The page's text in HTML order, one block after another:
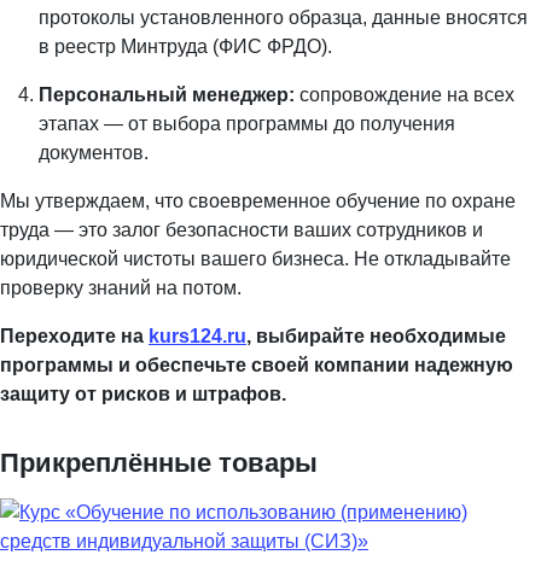
протоколы установленного образца, данные вносятся
в реестр Минтруда (ФИС ФРДО).
Персональный менеджер: сопровождение на всех
этапах — от выбора программы до получения
документов.
Мы утверждаем, что своевременное обучение по охране
труда — это залог безопасности ваших сотрудников и
юридической чистоты вашего бизнеса. Не откладывайте
проверку знаний на потом.
Переходите на kurs124.ru, выбирайте необходимые
программы и обеспечьте своей компании надежную
защиту от рисков и штрафов.
Прикреплённые товары